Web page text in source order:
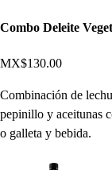
Combo Deleite
MX$130.00
Combinación de
pepinillo y aceitunas
o galleta y bebida.